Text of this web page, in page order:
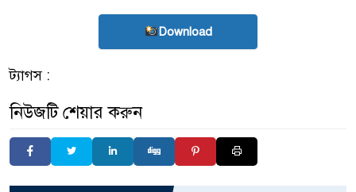
Download
ট্যাগস :
নিউজটি শেয়ার করুন